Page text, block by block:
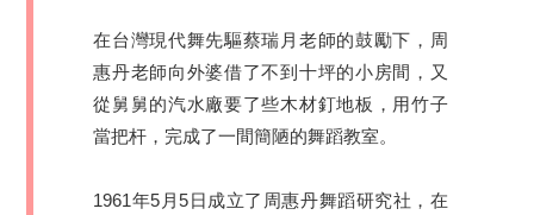
在台灣現代舞先驅蔡瑞月老師的鼓勵下，周
惠丹老師向外婆借了不到十坪的小房間，又
從舅舅的汽水廠要了些木材釘地板，用竹子
當把杆，完成了一間簡陋的舞蹈教室。
1961年5月5日成立了周惠丹舞蹈研究社，在